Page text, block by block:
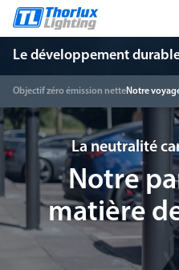
Le développement
Objectif zéro émission netteNotre
La neutralité
Notre
matière